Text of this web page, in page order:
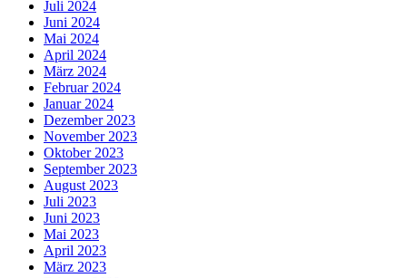
Juli 2024
Juni 2024
Mai 2024
April 2024
März 2024
Februar 2024
Januar 2024
Dezember 2023
November 2023
Oktober 2023
September 2023
August 2023
Juli 2023
Juni 2023
Mai 2023
April 2023
März 2023